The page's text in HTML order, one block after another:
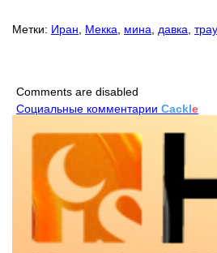
Метки: Иран Мекка мина давка
Comments are disabled
Социальные комментарии Cackle